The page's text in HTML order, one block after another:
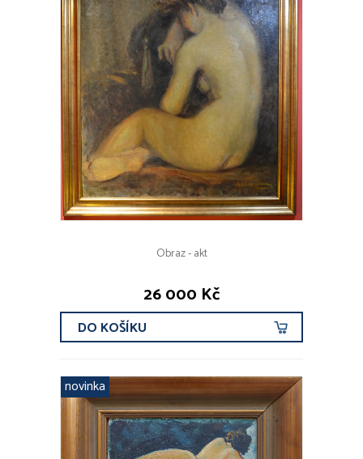
Obraz - akt
26 000 Kč
DO KOŠÍKU
novinka